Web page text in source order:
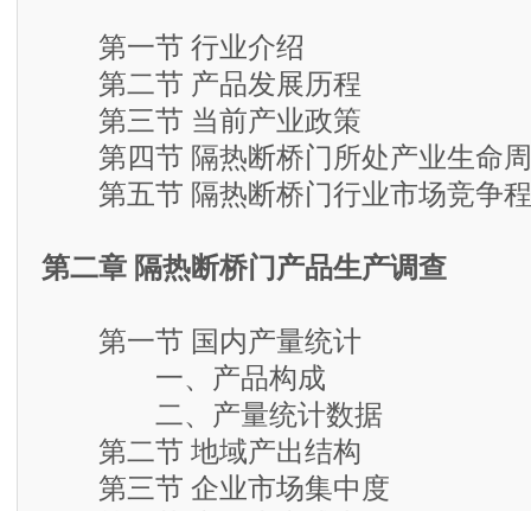
第一节 行业介绍
第二节 产品发展历程
第三节 当前产业政策
第四节 隔热断桥门所处产业生命
第五节 隔热断桥门行业市场竞争
第二章 隔热断桥门产品生产调查
第一节 国内产量统计
一、产品构成
二、产量统计数据
第二节 地域产出结构
第三节 企业市场集中度